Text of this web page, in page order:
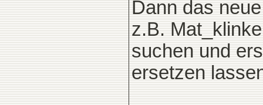
Dann das
z.B.
suchen und
ersetzen